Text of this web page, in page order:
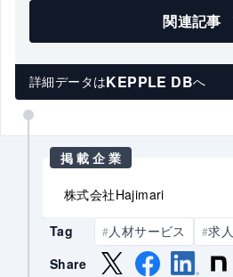
関連記事
詳細データはKEPPLE DBへ
掲載企業
株式会社Hajimari
Tag #人材サービス #求人
Share